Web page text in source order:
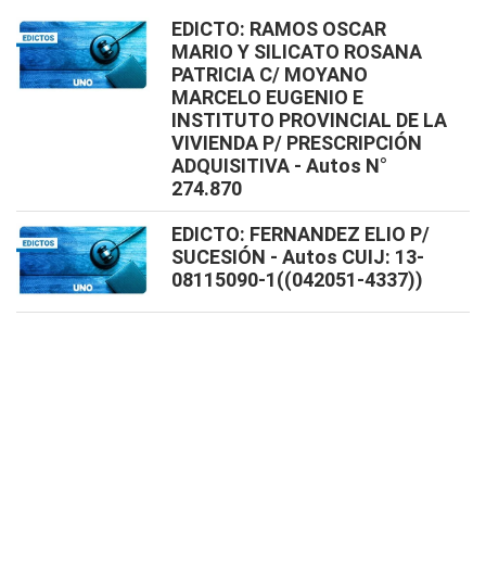
EDICTO: RAMOS OSCAR
MARIO Y SILICATO ROSANA
PATRICIA C/ MOYANO
MARCELO EUGENIO E
INSTITUTO PROVINCIAL DE LA
VIVIENDA P/ PRESCRIPCIÓN
ADQUISITIVA - Autos N°
274.870
EDICTO: FERNANDEZ ELIO P/
SUCESIÓN - Autos CUIJ: 13-
08115090-1((042051-4337))